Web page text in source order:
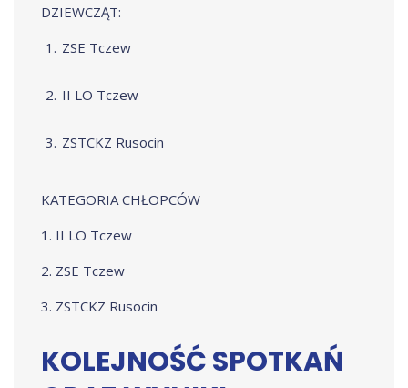
DZIEWCZĄT:
ZSE Tczew
II LO Tczew
ZSTCKZ Rusocin
KATEGORIA CHŁOPCÓW
1. II LO Tczew
2. ZSE Tczew
3. ZSTCKZ Rusocin
KOLEJNOŚĆ SPOTKAŃ